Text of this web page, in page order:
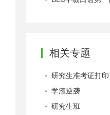
相关专题
研究生准考证打印
学渣逆袭
研究生班